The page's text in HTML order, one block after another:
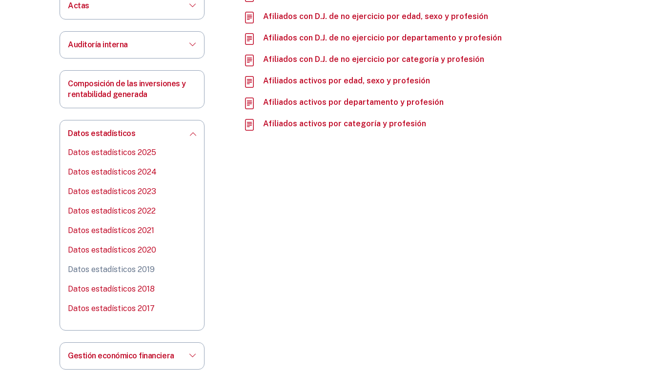
Actas
Auditoría interna
Composición de las inversiones y
rentabilidad generada
Datos estadísticos
Datos estadísticos 2025
Datos estadísticos 2024
Datos estadísticos 2023
Datos estadísticos 2022
Datos estadístícos 2021
Datos estadísticos 2020
Datos estadísticos 2019
Datos estadísticos 2018
Datos estadísticos 2017
Gestión económico financiera
Afiliados con D.J. de no ejercicio por edad, sexo y profesión
Afiliados con D.J. de no ejercicio por departamento y profesión
Afiliados con D.J. de no ejercicio por categoría y profesión
Afiliados activos por edad, sexo y profesión
Afiliados activos por departamento y profesión
Afiliados activos por categoría y profesión